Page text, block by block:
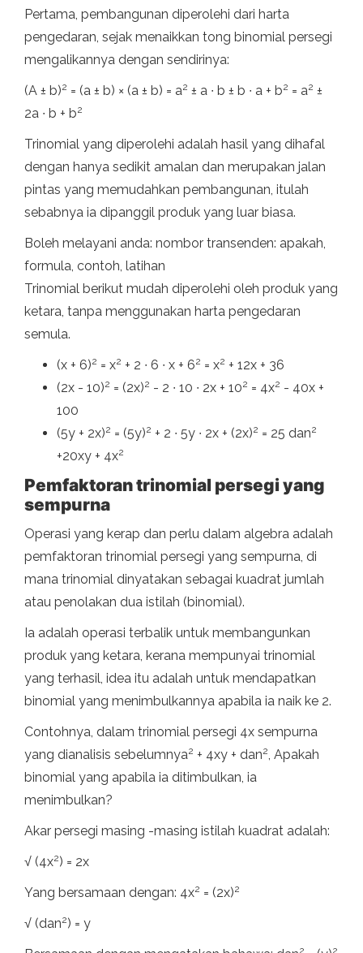
Pertama, pembangunan diperolehi dari harta
pengedaran, sejak menaikkan tong binomial persegi
mengalikannya dengan sendirinya:
(A ± b)2 = (a ± b) × (a ± b) = a2 ± a ∙ b ± b ∙ a + b2 = a2 ±
2a ∙ b + b2
Trinomial yang diperolehi adalah hasil yang dihafal
dengan hanya sedikit amalan dan merupakan jalan
pintas yang memudahkan pembangunan, itulah
sebabnya ia dipanggil produk yang luar biasa.
Boleh melayani anda: nombor transenden: apakah,
formula, contoh, latihan
Trinomial berikut mudah diperolehi oleh produk yang
ketara, tanpa menggunakan harta pengedaran
semula.
(x + 6)2 = x2 + 2 ∙ 6 ∙ x + 62 = x2 + 12x + 36
(2x - 10)2 = (2x)2 - 2 ∙ 10 ∙ 2x + 102 = 4x2 - 40x +
100
(5y + 2x)2 = (5y)2 + 2 ∙ 5y ∙ 2x + (2x)2 = 25 dan2
+20xy + 4x2
Pemfaktoran trinomial persegi yang
sempurna
Operasi yang kerap dan perlu dalam algebra adalah
pemfaktoran trinomial persegi yang sempurna, di
mana trinomial dinyatakan sebagai kuadrat jumlah
atau penolakan dua istilah (binomial).
Ia adalah operasi terbalik untuk membangunkan
produk yang ketara, kerana mempunyai trinomial
yang terhasil, idea itu adalah untuk mendapatkan
binomial yang menimbulkannya apabila ia naik ke 2.
Contohnya, dalam trinomial persegi 4x sempurna
yang dianalisis sebelumnya2 + 4xy + dan2 , Apakah
binomial yang apabila ia ditimbulkan, ia
menimbulkan?
Akar persegi masing -masing istilah kuadrat adalah:
√ (4x2) = 2x
Yang bersamaan dengan: 4x2 = (2x)2
√ (dan2) = y
2 2